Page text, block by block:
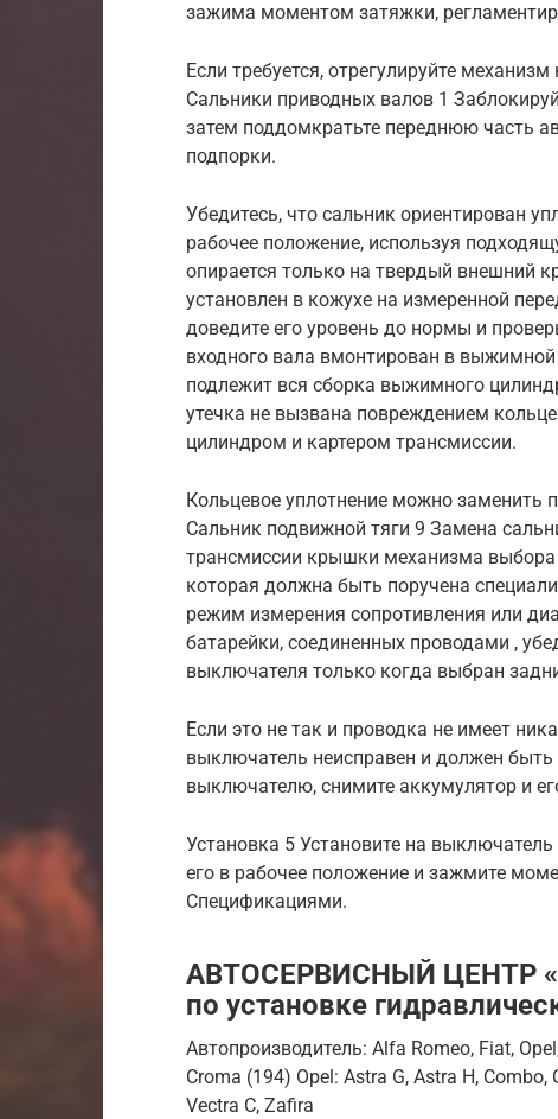
зажима моментом затяжки,
Если требуется, отрегулируйте
Сальники приводных валов 1
затем поддомкратьте переднюю часть
подпорки.
Убедитесь, что сальник ориентирован
рабочее положение, используя
опирается только на твердый внешний
установлен в кожухе на измеренной
доведите его уровень до нормы и
входного вала вмонтирован в выжимной
подлежит вся сборка выжимного
утечка не вызвана повреждением
цилиндром и картером трансмиссии.
Кольцевое уплотнение можно заменить
Сальник подвижной тяги 9 Замена
трансмиссии крышки механизма выбора
которая должна быть поручена
режим измерения сопротивления или
батарейки, соединенных проводами ,
выключателя только когда выбран
Если это не так и проводка не имеет
выключатель неисправен и должен
выключателю, снимите аккумулятор и
Установка 5 Установите на
его в рабочее положение и зажмите
Спецификациями.
АВТОСЕРВИСНЫЙ ЦЕНТР
по установке
Автопроизводитель: Alfa Romeo, Fiat,
Croma (194) Opel: Astra G, Astra H, Combo,
Vectra C, Zafira